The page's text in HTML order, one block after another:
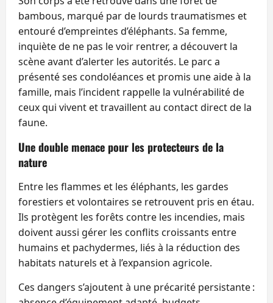
bambous, marqué par de lourds traumatismes et
entouré d’empreintes d’éléphants. Sa femme,
inquiète de ne pas le voir rentrer, a découvert la
scène avant d’alerter les autorités. Le parc a
présenté ses condoléances et promis une aide à la
famille, mais l’incident rappelle la vulnérabilité de
ceux qui vivent et travaillent au contact direct de la
faune.
Une double menace pour les protecteurs de la
nature
Entre les flammes et les éléphants, les gardes
forestiers et volontaires se retrouvent pris en étau.
Ils protègent les forêts contre les incendies, mais
doivent aussi gérer les conflits croissants entre
humains et pachydermes, liés à la réduction des
habitats naturels et à l’expansion agricole.
Ces dangers s’ajoutent à une précarité persistante :